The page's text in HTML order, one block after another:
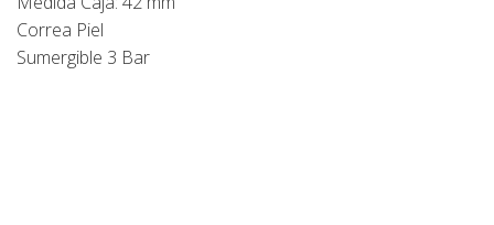
Correa Piel
Sumergible 3 Bar